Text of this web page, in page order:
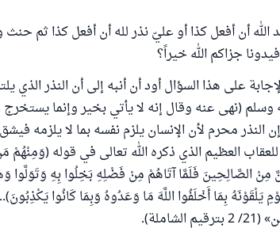
‌الله أن أفعل كذا أو عليّ نذر لله أن أفعل كذا ثم
جزاكم الله خيراً؟
على هذا السؤال أود أن أنبه إلى أن النذر الذي
وسلم (نهى عنه وقال إنه لا يأتي بخير وإنما
محرم لأن الإنسان يلزم نفسه بما لا يلزمه
العظيم الذي ذكره الله تعالى في قوله (وَمِنْهُمْ
مِنْ الصَّالِحِينَ فَلَمَّا آتَاهُمْ مِنْ فَضْلِهِ بَخِلُوا بِهِ
يَلْقَوْنَهُ بِمَا أَخْلَفُوا اللَّهَ مَا وَعَدُوهُ وَبِمَا كَانُوا